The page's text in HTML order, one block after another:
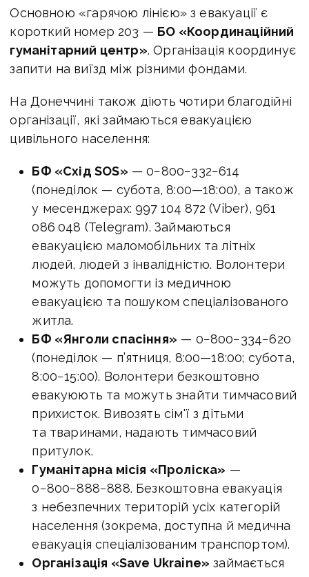
Основною «гарячою лінією» з евакуації є
короткий номер 203 — БО «Координаційний
гуманітарний центр». Організація координує
запити на виїзд між різними фондами.
На Донеччині також діють чотири благодійні
організації, які займаються евакуацією
цивільного населення:
БФ «Схід SOS» — 0−800−332−614
(понеділок — субота,8:00—18:00), а також
у месенджерах: 997 104 872 (Viber), 961
086 048 (Telegram). Займаються
евакуацією маломобільних та літніх
людей, людей з інвалідністю. Волонтери
можуть допомогти із медичною
евакуацією та пошуком спеціалізованого
житла.
БФ «Янголи спасіння» — 0−800−334−620
(понеділок — п’ятниця, 8:00—18:00; субота,
8:00−15:00). Волонтери безкоштовно
евакуюють та можуть знайти тимчасовий
прихисток. Вивозять сім'ї з дітьми
та тваринами, надають тимчасовий
притулок.
Гуманітарна місія «Проліска» —
0−800−888−888. Безкоштовна евакуація
з небезпечних територій усіх категорій
населення (зокрема, доступна й медична
евакуація спеціалізованим транспортом).
Організація «Save Ukraine» займається